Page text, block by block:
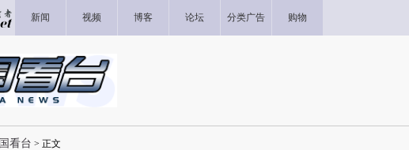
新闻 视频 博客 论坛 分类广告 购物
看台 > 正文